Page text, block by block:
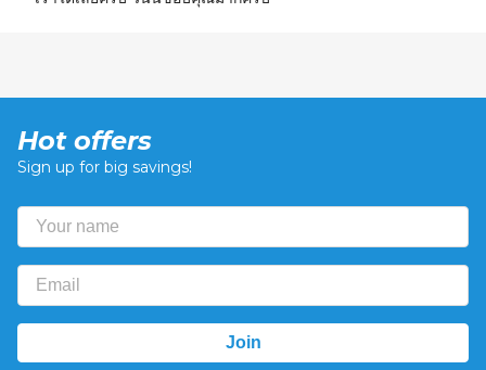
Hot offers
Sign up for big savings!